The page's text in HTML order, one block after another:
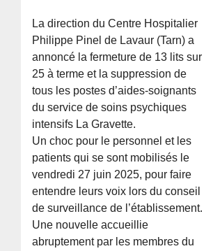
La direction du Centre Hospitalier
Philippe Pinel de Lavaur (Tarn) a
annoncé la fermeture de 13 lits sur
25 à terme et la suppression de
tous les postes d’aides-soignants
du service de soins psychiques
intensifs La Gravette.
Un choc pour le personnel et les
patients qui se sont mobilisés le
vendredi 27 juin 2025, pour faire
entendre leurs voix lors du conseil
de surveillance de l’établissement.
Une nouvelle accueillie
abruptement par les membres du